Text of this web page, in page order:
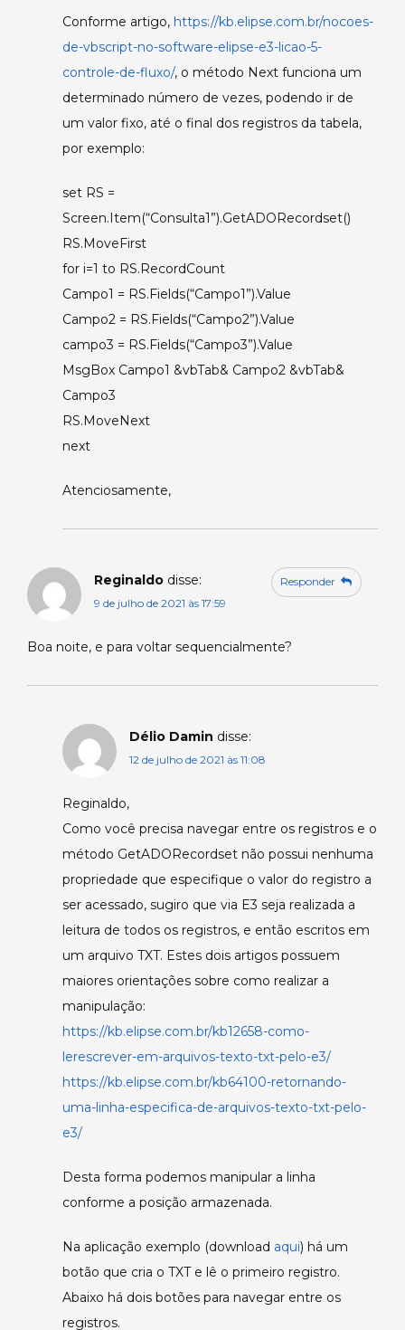
Conforme artigo, https://kb.elipse.com.br/nocoes-
de-vbscript-no-software-elipse-e3-licao-5-
controle-de-fluxo/, o método Next funciona um
determinado número de vezes, podendo ir de
um valor fixo, até o final dos registros da tabela,
por exemplo:
set RS =
Screen.Item(“Consulta1”).GetADORecordset()
RS.MoveFirst
for i=1 to RS.RecordCount
Campo1 = RS.Fields(“Campo1”).Value
Campo2 = RS.Fields(“Campo2”).Value
campo3 = RS.Fields(“Campo3”).Value
MsgBox Campo1 &vbTab& Campo2 &vbTab&
Campo3
RS.MoveNext
next
Atenciosamente,
Reginaldo disse:
9 de julho de 2021 às 17:59
Boa noite, e para voltar sequencialmente?
Responder
Délio Damin disse:
12 de julho de 2021 às 11:08
Reginaldo,
Como você precisa navegar entre os registros e o
método GetADORecordset não possui nenhuma
propriedade que especifique o valor do registro a
ser acessado, sugiro que via E3 seja realizada a
leitura de todos os registros, e então escritos em
um arquivo TXT. Estes dois artigos possuem
maiores orientações sobre como realizar a
manipulação:
https://kb.elipse.com.br/kb12658-como-
lerescrever-em-arquivos-texto-txt-pelo-e3/
https://kb.elipse.com.br/kb64100-retornando-
uma-linha-especifica-de-arquivos-texto-txt-pelo-
e3/
Desta forma podemos manipular a linha
conforme a posição armazenada.
Na aplicação exemplo (download aqui) há um
botão que cria o TXT e lê o primeiro registro.
Abaixo há dois botões para navegar entre os
registros.